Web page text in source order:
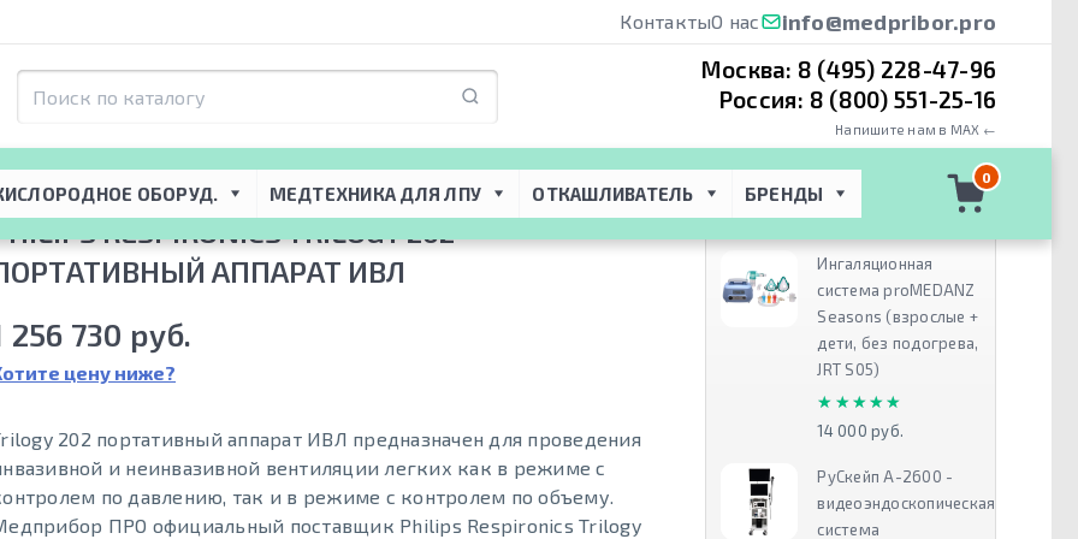
КонтактыО нас info@medpribor.pro
Москва: 8 (495) 228-47-96
Россия: 8 (800) 551-25-16
Напишите нам в MAX ←
ОБОРУД. МЕДТЕХНИКА ДЛЯ ЛПУ ОТКАШЛИВАТЕЛЬ БРЕНДЫ
0
ИВЛ
RESPIRONICS TRILOGY 202 -
АППАРАТ ИВЛ
256 730 руб.
цену ниже?
202 портативный аппарат ИВЛ предназначен для проведения
и неинвазивной вентиляции легких как в режиме с
по давлению, так и в режиме с контролем по объему.
ПРО официальный поставщик Philips Respironics Trilogy
Рекомендуем
Ингаляционная
система proMEDANZ
Seasons (взрослые +
дети, без подогрева,
JRT S05)
★★★★★
★★★★★
14 000 руб.
РуСкейп А-2600 -
видеоэндоскопическая
система